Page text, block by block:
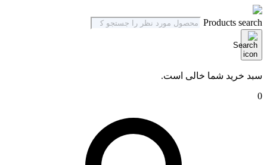
Products search
سبد خرید شما خالی است.
0